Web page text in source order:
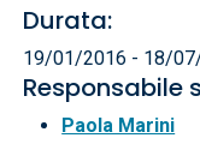
Durata:
19/01/2016 - 18/
Responsabile
Paola Marini